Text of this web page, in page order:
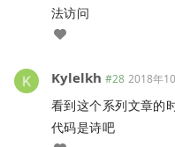
法访问
Kylelkh #28 2018年
看到这个系列文章的
代码是诗吧